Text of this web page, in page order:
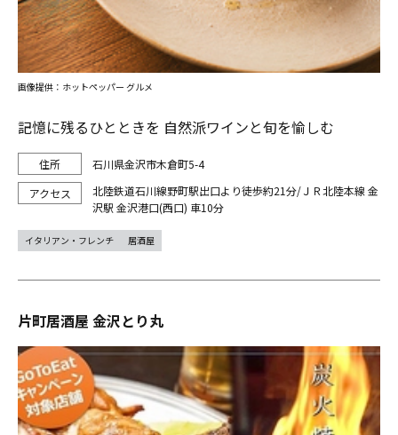
記憶に残るひとときを 自然派ワインと旬を愉しむ
石川県金沢市木倉町5-4
北陸鉄道石川線野町駅出口より徒歩約21分/ＪＲ北陸本線 金
沢駅 金沢港口(西口) 車10分
画像提供：ホットペッパー グルメ
イタリアン・フレンチ 居酒屋
片町居酒屋 金沢とり丸